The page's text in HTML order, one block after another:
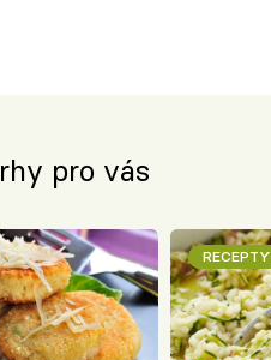
pro vás
RECEPTY